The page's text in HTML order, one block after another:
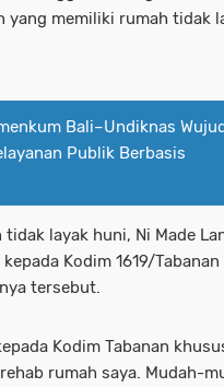
yang memiliki rumah tidak
Bali–Undiknas
Publik Berbasis
layak huni, Ni Made
Kodim 1619/
tersebut.
Kodim Tabanan
rumah saya. Mudah-